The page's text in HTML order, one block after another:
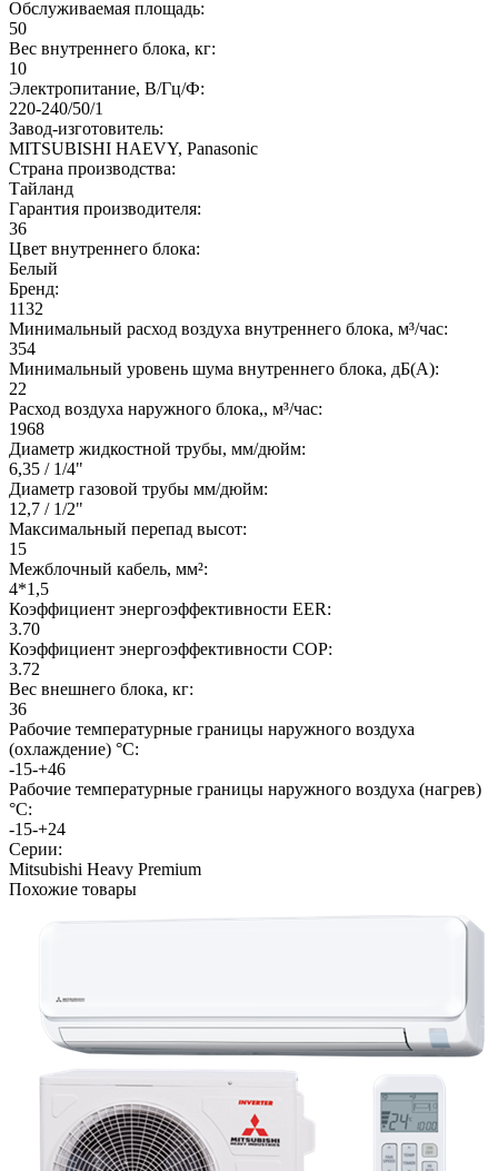
Обслуживаемая площадь:
50
Вес внутреннего блока, кг:
10
Электропитание, В/Гц/Ф:
220-240/50/1
Завод-изготовитель:
MITSUBISHI HAEVY, Panasonic
Страна производства:
Тайланд
Гарантия производителя:
36
Цвет внутреннего блока:
Белый
Бренд:
1132
Минимальный расход воздуха внутреннего блока, м³/час:
354
Минимальный уровень шума внутреннего блока, дБ(А):
22
Расход воздуха наружного блока,, м³/час:
1968
Диаметр жидкостной трубы, мм/дюйм:
6,35 / 1/4"
Диаметр газовой трубы мм/дюйм:
12,7 / 1/2"
Максимальный перепад высот:
15
Межблочный кабель, мм²:
4*1,5
Коэффициент энергоэффективности EER:
3.70
Коэффициент энергоэффективности COP:
3.72
Вес внешнего блока, кг:
36
Рабочие температурные границы наружного воздуха
(охлаждение) °C:
‑15-+46
Рабочие температурные границы наружного воздуха (нагрев)
°C:
‑15-+24
Серии:
Mitsubishi Heavy Premium
Похожие товары